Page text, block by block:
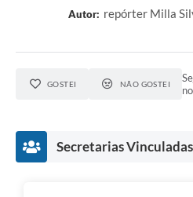
Autor: repórter Milla
GOSTEI NÃO GOSTEI
Secretarias Vinculadas